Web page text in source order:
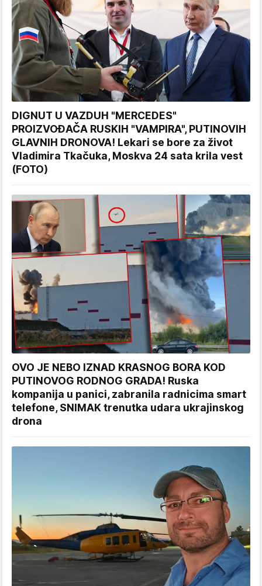
DIGNUT U VAZDUH "MERCEDES"
PROIZVOĐAČA RUSKIH "VAMPIRA", PUTINOVIH
GLAVNIH DRONOVA! Lekari se bore za život
Vladimira Tkačuka, Moskva 24 sata krila vest
(FOTO)
OVO JE NEBO IZNAD KRASNOG BORA KOD
PUTINOVOG RODNOG GRADA! Ruska
kompanija u panici, zabranila radnicima smart
telefone, SNIMAK trenutka udara ukrajinskog
drona